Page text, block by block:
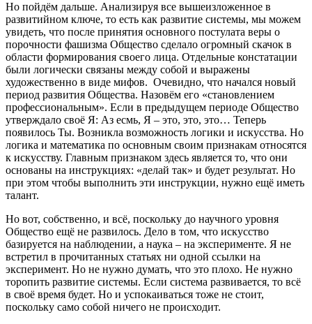
Но пойдём дальше. Анализируя все вышеизложенное в
развитийном ключе, то есть как развитие системы, мы можем
увидеть, что после принятия основного постулата веры о
порочности фашизма Общество сделало огромный скачок в
области формирования своего лица. Отдельные констатации
были логически связаны между собой и выражены
художественно в виде мифов. Очевидно, что начался новый
период развития Общества. Назовём его «становлением
профессиональным». Если в предыдущем периоде Общество
утверждало своё Я: Аз есмь, Я – это, это, это… Теперь
появилось Ты. Возникла возможность логики и искусства. Но
логика и математика по основным своим признакам относятся
к искусству. Главным признаком здесь является то, что они
основаны на инструкциях: «делай так» и будет результат. Но
при этом чтобы выполнить эти инструкции, нужно ещё иметь
талант.
Но вот, собственно, и всё, поскольку до научного уровня
Общество ещё не развилось. Дело в том, что искусство
базируется на наблюдении, а наука – на эксперименте. Я не
встретил в прочитанных статьях ни одной ссылки на
эксперимент. Но не нужно думать, что это плохо. Не нужно
торопить развитие системы. Если система развивается, то всё
в своё время будет. Но и успокаиваться тоже не стоит,
поскольку само собой ничего не происходит.